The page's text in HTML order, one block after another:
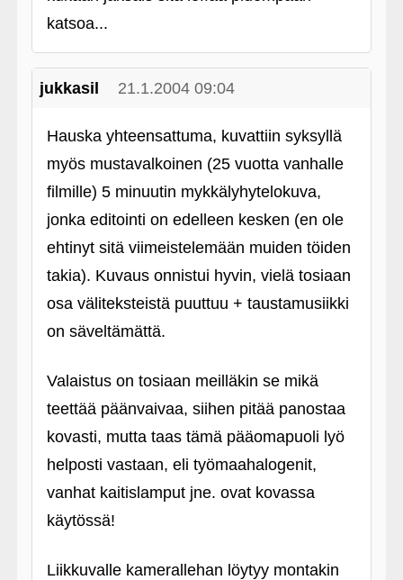
katsoa...
jukkasil 21.1.2004 09:04
Hauska yhteensattuma, kuvattiin syksyllä
myös mustavalkoinen (25 vuotta vanhalle
filmille) 5 minuutin mykkälyhytelokuva,
jonka editointi on edelleen kesken (en ole
ehtinyt sitä viimeistelemään muiden töiden
takia). Kuvaus onnistui hyvin, vielä tosiaan
osa väliteksteistä puuttuu + taustamusiikki
on säveltämättä.
Valaistus on tosiaan meilläkin se mikä
teettää päänvaivaa, siihen pitää panostaa
kovasti, mutta taas tämä pääomapuoli lyö
helposti vastaan, eli työmaahalogenit,
vanhat kaitislamput jne. ovat kovassa
käytössä!
Liikkuvalle kamerallehan löytyy montakin